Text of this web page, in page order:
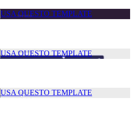
USA QUESTO TEMPLATE
USA QUESTO TEMPLATE
USA QUESTO TEMPLATE